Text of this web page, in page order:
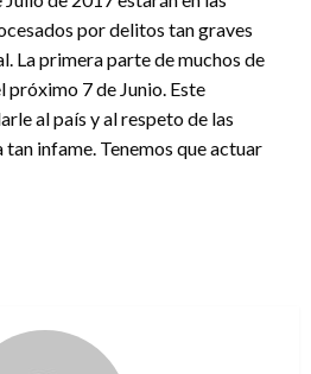
por delitos tan graves
La primera parte de muchos de
7 de Junio. Este
al país y al respeto de las
infame. Tenemos que actuar